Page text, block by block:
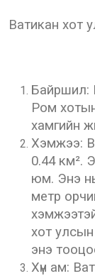
Ватикан хот
Байршил:
Ром
хамгийн
Хэмжээ:
0.44 км².
юм. Энэ
метр
хот
энэ
Хүн ам: